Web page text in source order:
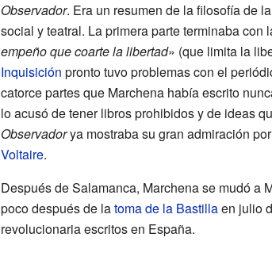
Observador. Era un resumen de la filosofía de
social y teatral. La primera parte terminaba con
empeño que coarte la libertad» (que limita la
Inquisición pronto tuvo problemas con el
catorce partes que Marchena había escrito
lo acusó de tener libros prohibidos y de ideas
Observadorya mostraba su gran admiración
Voltaire.
Después de Salamanca, Marchena se mudó a
poco después de latoma de la Bastillaen julio
revolucionaria escritos en España.